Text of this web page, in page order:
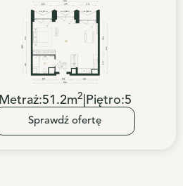
Metraż:51.2m2 Piętro:5
Sprawdź ofertę